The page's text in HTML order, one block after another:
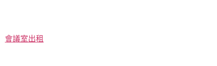
會議室出租